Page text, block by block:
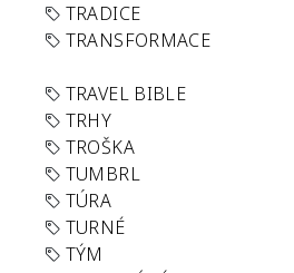
TRADICE
TRANSFORMACE
TRAVEL BIBLE
TRHY
TROŠKA
TUMBRL
TÚRA
TURNÉ
TÝM